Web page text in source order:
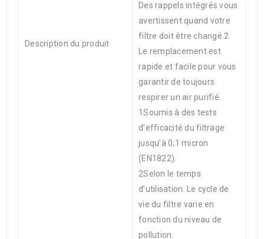
Description du produit
Des rappels intégrés vous
avertissent quand votre
filtre doit être changé.2
Le remplacement est
rapide et facile pour vous
garantir de toujours
respirer un air purifié.
1Soumis à des tests
d’efficacité du filtrage
jusqu’à 0,1 micron
(EN1822).
2Selon le temps
d’utilisation. Le cycle de
vie du filtre varie en
fonction du niveau de
pollution.